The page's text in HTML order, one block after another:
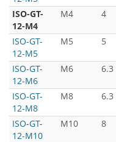
ISO-GT-
12-M4
M4 4
ISO-GT-
12-M5
M5 5
ISO-GT-
12-M6
M6 6.3
ISO-GT-
12-M8
M8 6.3
ISO-GT-
12-M10
M10 8